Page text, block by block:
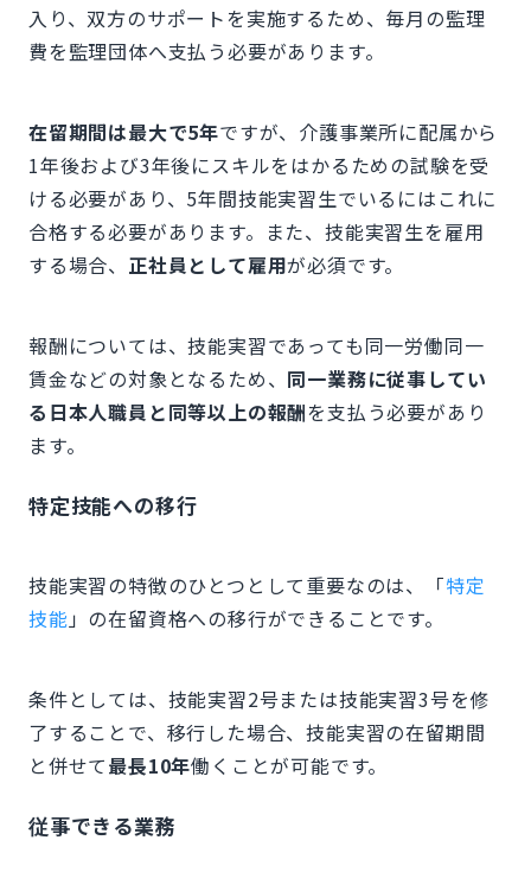
入り、双方のサポートを実施するため、毎月の監理
費を監理団体へ支払う必要があります。
在留期間は最大で5年ですが、介護事業所に配属から
1年後および3年後にスキルをはかるための試験を受
ける必要があり、5年間技能実習生でいるにはこれに
合格する必要があります。また、技能実習生を雇用
する場合、 正社員として雇用が必須です。
報酬については、技能実習であっても同一労働同一
賃金などの対象となるため、 同一業務に従事してい
る日本人職員と同等以上の報酬を支払う必要があり
ます。
特定技能への移行
技能実習の特徴のひとつとして重要なのは、「特定
技能」の在留資格への移行ができることです。
条件としては、技能実習2号または技能実習3号を修
了することで、移行した場合、技能実習の在留期間
と併せて最長10年働くことが可能です。
従事できる業務